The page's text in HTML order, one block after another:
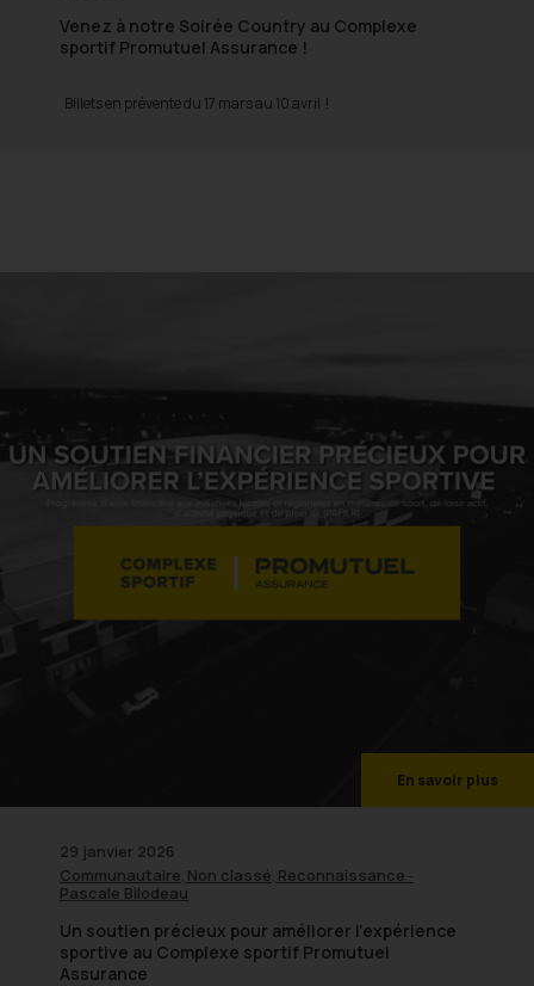
Venez à notre Soirée Country au Complexe
sportif Promutuel Assurance !
Billets en prévente du 17 mars au 10 avril !
En savoir plus
29 janvier 2026
Communautaire, Non classé, Reconnaissance -
Pascale Bilodeau
Un soutien précieux pour améliorer l’expérience
sportive au Complexe sportif Promutuel
Assurance